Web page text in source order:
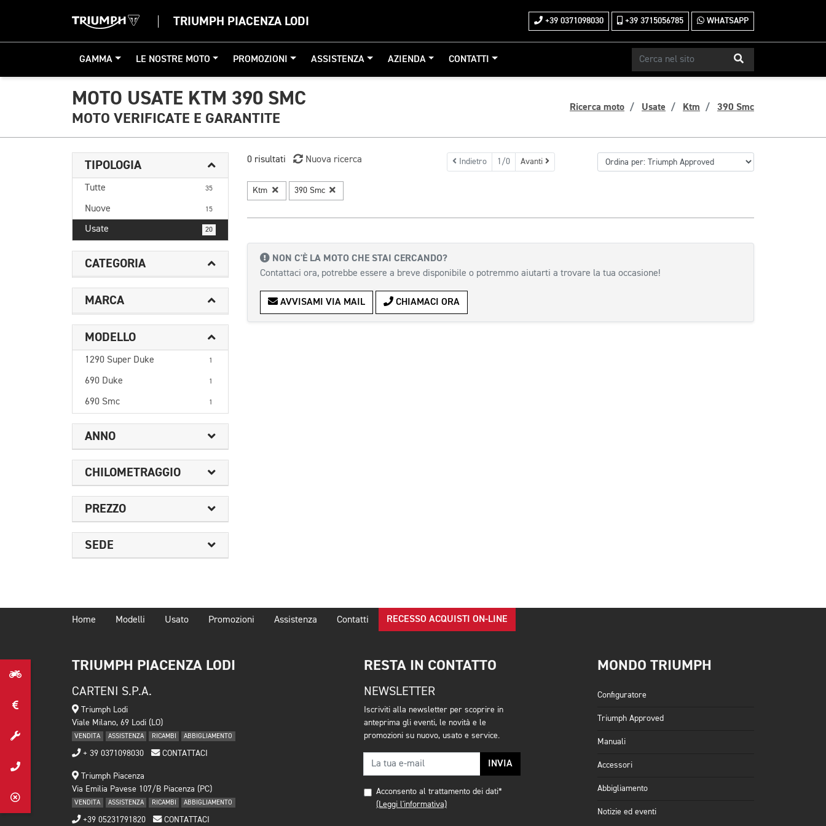
TRIUMPH PIACENZA LODI +39 0371098030 +39 3715056785 WHATSAPP
GAMMA LE NOSTRE MOTO PROMOZIONI ASSISTENZA AZIENDA CONTATTI
MOTO USATE KTM 390 SMC
MOTO VERIFICATE E GARANTITE
Ricerca moto Usate Ktm 390 Smc
TIPOLOGIA
Tutte 35
Nuove 15
Usate 20
CATEGORIA
MARCA
MODELLO
1290 Super Duke 1
690 Duke 1
690 Smc 1
ANNO
CHILOMETRAGGIO
PREZZO
SEDE
0 risultati Nuova ricerca Indietro 1/0 Avanti
Ktm 390 Smc
NON C'È LA MOTO CHE STAI CERCANDO?
Contattaci ora, potrebbe essere a breve disponibile o potremmo aiutarti a trovare la tua occasione!
AVVISAMI VIA MAIL CHIAMACI ORA
Home Modelli Usato Promozioni Assistenza Contatti RECESSO ACQUISTI ON-LINE
TRIUMPH PIACENZA LODI
CARTENI S.P.A.
Triumph Lodi
Viale Milano, 69 Lodi (LO)
VENDITA ASSISTENZA RICAMBI ABBIGLIAMENTO
+ 39 0371098030 CONTATTACI
Triumph Piacenza
Via Emilia Pavese 107/B Piacenza (PC)
VENDITA ASSISTENZA RICAMBI ABBIGLIAMENTO
+39 05231791820 CONTATTACI
RESTA IN CONTATTO
NEWSLETTER
Iscriviti alla newsletter per scoprire in
anteprima gli eventi, le novità e le
promozioni su nuovo, usato e service.
INVIA
Acconsento al trattamento dei dati*
(Leggi l'informativa)
MONDO TRIUMPH
Configuratore
Triumph Approved
Manuali
Accessori
Abbigliamento
Notizie ed eventi